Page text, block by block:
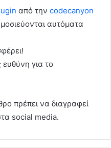
από την codecanyon
αυτόματα
για το
πρέπει να διαγραφεί
social media.